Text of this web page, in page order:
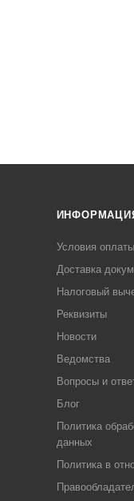
Условия оплаты
Доставка
Налоговый
Реквизиты
Новости
Ведомства
Вопросы и
Блог
Политика
данных
Политика в